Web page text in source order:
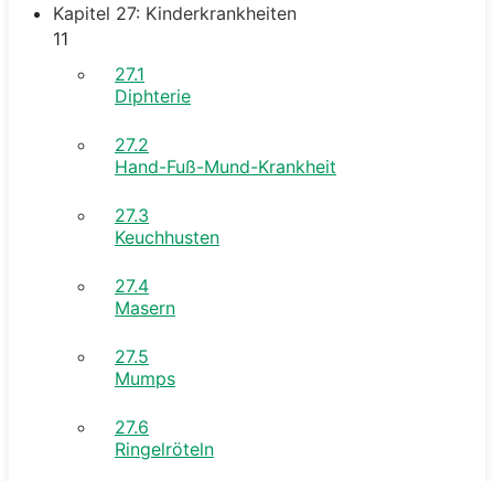
Kapitel 27: Kinderkrankheiten
11
27.1
Diphterie
27.2
Hand-Fuß-Mund-Krankheit
27.3
Keuchhusten
27.4
Masern
27.5
Mumps
27.6
Ringelröteln